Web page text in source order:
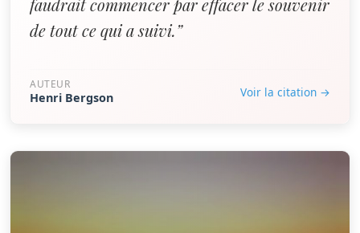
faudrait commencer par effacer le souvenir
de tout ce qui a suivi.”
AUTEUR
Henri Bergson Voir la citation →